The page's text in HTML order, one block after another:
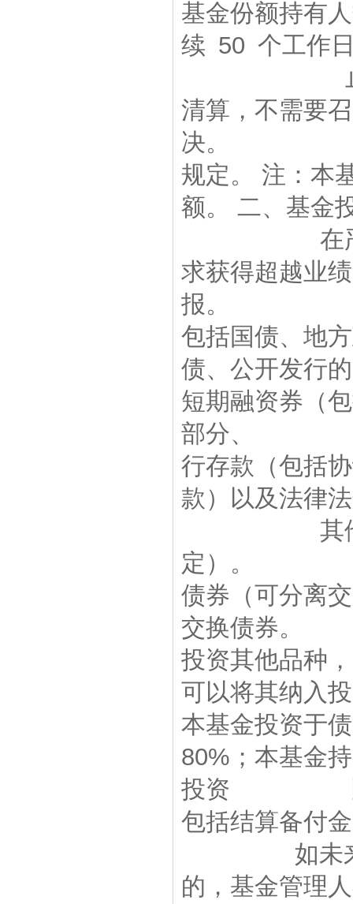
基金份额
续 50 个工作
止基金合
清算，不需
决。 法律
规定。 注：
额。 二、基金
在严格控
求获得超越
报。 本基
包括国债、
债、公开发
短期融资券（
部分、 资
行存款（包
款）以及法律
其他金融
定）。 本
债券（可分
交换债券。
投资其他品
可以将其纳
本基金投资
80%；本基金
投资 比例不
包括结算备
如未来法律
的，基金管